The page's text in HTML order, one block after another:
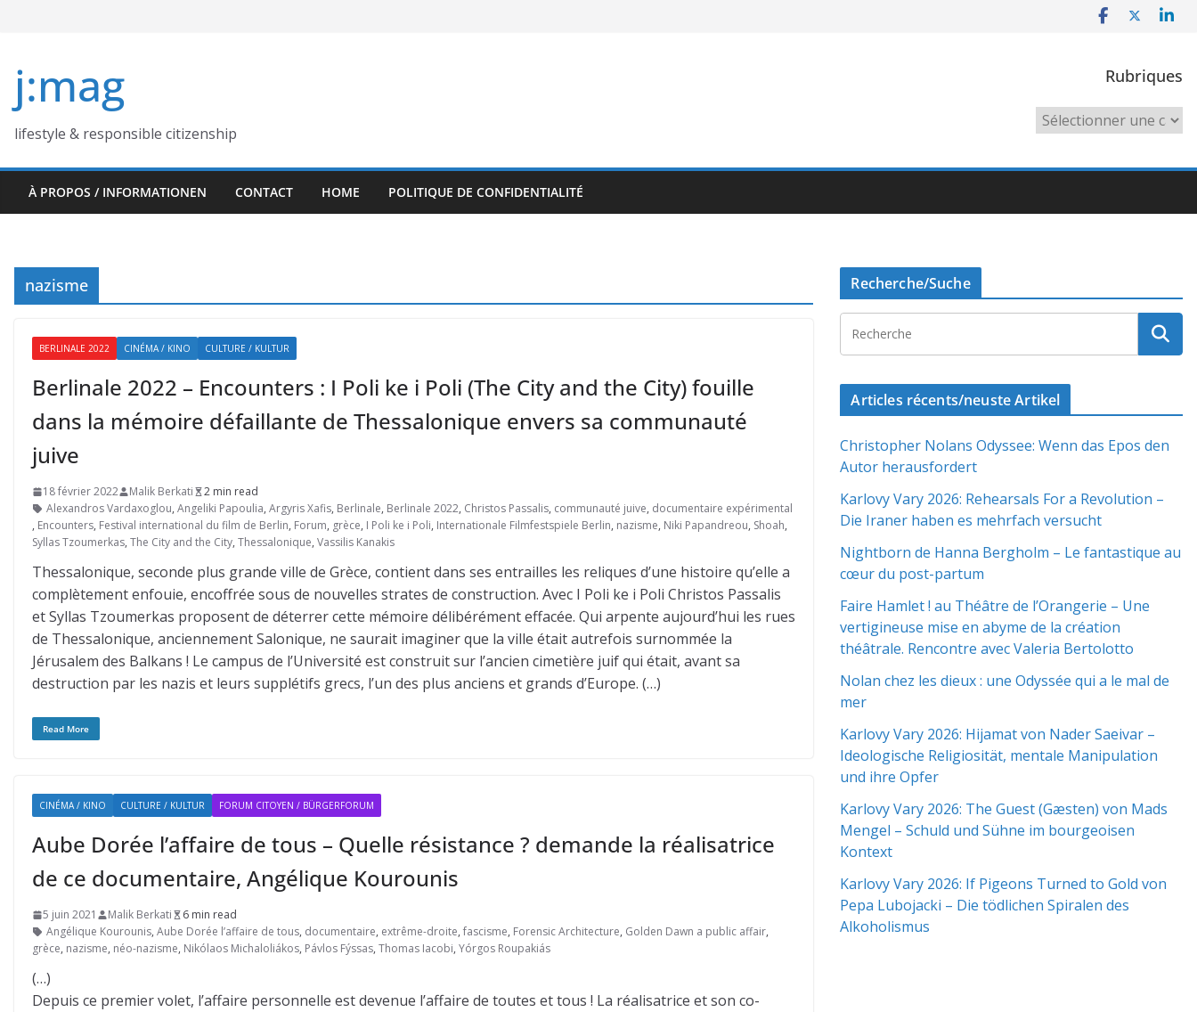
j:mag
lifestyle & responsible citizenship
Rubriques
Rubriques
À PROPOS / INFORMATIONEN CONTACT HOME POLITIQUE DE CONFIDENTIALITÉ
nazisme
BERLINALE 2022 CINÉMA / KINO CULTURE / KULTUR
Berlinale 2022 – Encounters : I Poli ke i Poli (The City and the City) fouille
dans la mémoire défaillante de Thessalonique envers sa communauté
juive
18 février 2022 Malik Berkati
2 min read
Alexandros Vardaxoglou, Angeliki Papoulia, Argyris Xafis, Berlinale, Berlinale 2022, Christos Passalis, communauté juive, documentaire expérimental
, Encounters, Festival international du film de Berlin, Forum, grèce, I Poli ke i Poli, Internationale Filmfestspiele Berlin, nazisme, Niki Papandreou, Shoah,
Syllas Tzoumerkas, The City and the City, Thessalonique, Vassilis Kanakis
Thessalonique, seconde plus grande ville de Grèce, contient dans ses entrailles les reliques d’une histoire qu’elle a
complètement enfouie, encoffrée sous de nouvelles strates de construction. Avec I Poli ke i Poli Christos Passalis
et Syllas Tzoumerkas proposent de déterrer cette mémoire délibérément effacée. Qui arpente aujourd’hui les rues
de Thessalonique, anciennement Salonique, ne saurait imaginer que la ville était autrefois surnommée la
Jérusalem des Balkans ! Le campus de l’Université est construit sur l’ancien cimetière juif qui était, avant sa
destruction par les nazis et leurs supplétifs grecs, l’un des plus anciens et grands d’Europe. (…)
Read More
CINÉMA / KINO CULTURE / KULTUR FORUM CITOYEN / BÜRGERFORUM
Aube Dorée l’affaire de tous – Quelle résistance ? demande la réalisatrice
de ce documentaire, Angélique Kourounis
5 juin 2021 Malik Berkati
6 min read
Angélique Kourounis, Aube Dorée l’affaire de tous, documentaire, extrême-droite, fascisme, Forensic Architecture, Golden Dawn a public affair,
grèce, nazisme, néo-nazisme, Nikólaos Michaloliákos, Pávlos Fýssas, Thomas Iacobi, Yórgos Roupakiás
(…)
Depuis ce premier volet, l’affaire personnelle est devenue l’affaire de toutes et tous ! La réalisatrice et son co-
Recherche/Suche
Articles récents/neuste Artikel
Christopher Nolans Odyssee: Wenn das Epos den
Autor herausfordert
Karlovy Vary 2026: Rehearsals For a Revolution –
Die Iraner haben es mehrfach versucht
Nightborn de Hanna Bergholm – Le fantastique au
cœur du post-partum
Faire Hamlet ! au Théâtre de l’Orangerie – Une
vertigineuse mise en abyme de la création
théâtrale. Rencontre avec Valeria Bertolotto
Nolan chez les dieux : une Odyssée qui a le mal de
mer
Karlovy Vary 2026: Hijamat von Nader Saeivar​​ –
Ideologische Religiosität, mentale Manipulation
und ihre Opfer
Karlovy Vary 2026: The Guest (Gæsten) von Mads
Mengel – Schuld und Sühne im bourgeoisen
Kontext
Karlovy Vary 2026: If Pigeons Turned to Gold von
Pepa Lubojacki – Die tödlichen Spiralen des
Alkoholismus